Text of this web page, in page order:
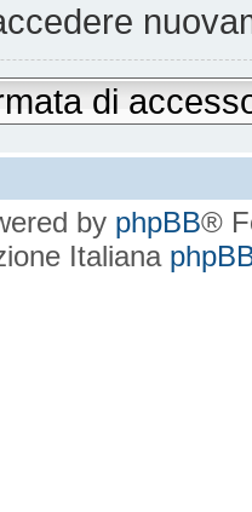
di
by phpBB®
Italiana